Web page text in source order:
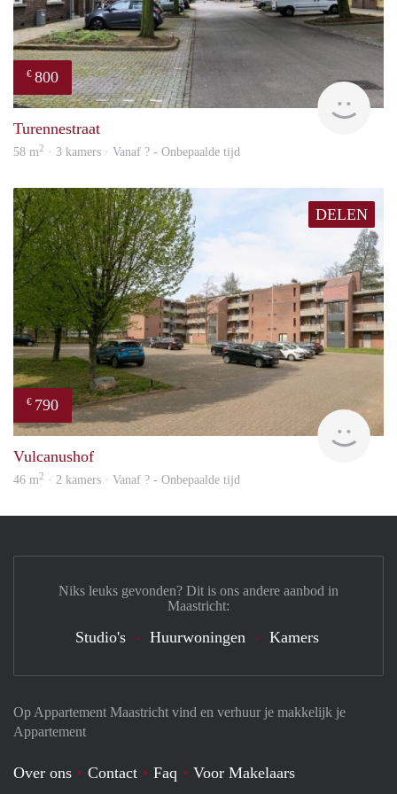
€ 800
Turennestraat
58 m2 · 3 kamers · Vanaf ? - Onbepaalde tijd
DELEN
€ 790
Vulcanushof
46 m2 · 2 kamers · Vanaf ? - Onbepaalde tijd
Op Appartement Maastricht vind en verhuur je makkelijk je
Appartement
Over ons Contact Faq Voor Makelaars
Niks leuks gevonden? Dit is ons andere aanbod in
Maastricht:
Studio's Huurwoningen Kamers